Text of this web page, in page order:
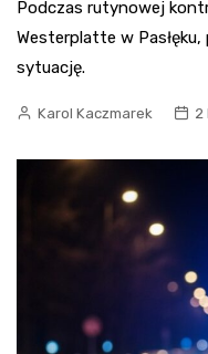
Podczas rutynowej
Westerplatte w
sytuację.
Karol Kaczmarek 2